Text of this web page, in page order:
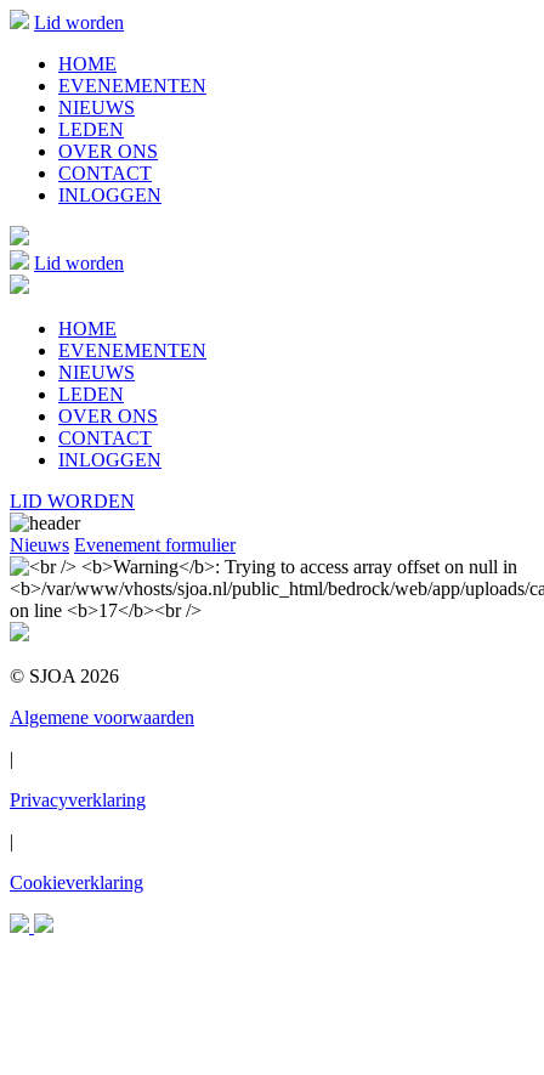
Lid worden
HOME
EVENEMENTEN
NIEUWS
LEDEN
OVER ONS
CONTACT
INLOGGEN
Lid worden
HOME
EVENEMENTEN
NIEUWS
LEDEN
OVER ONS
CONTACT
INLOGGEN
LID WORDEN
Nieuws Evenement formulier
© SJOA 2026
Algemene voorwaarden
|
Privacyverklaring
|
Cookieverklaring